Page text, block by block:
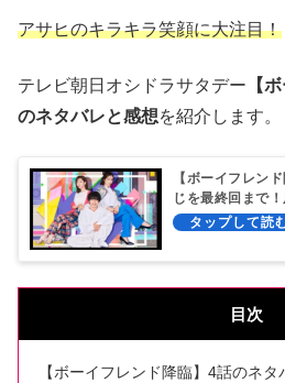
アサヒのキラキラ笑顔に大注目！
テレビ朝日オシドラサタデー 【
のネタバレと感想を紹介します。
【ボーイフレン
じを最終回まで
海人）の正体は？
目次
【ボーイフレンド降臨】4話のネタ